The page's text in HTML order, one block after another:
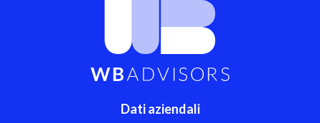
Dati aziendali